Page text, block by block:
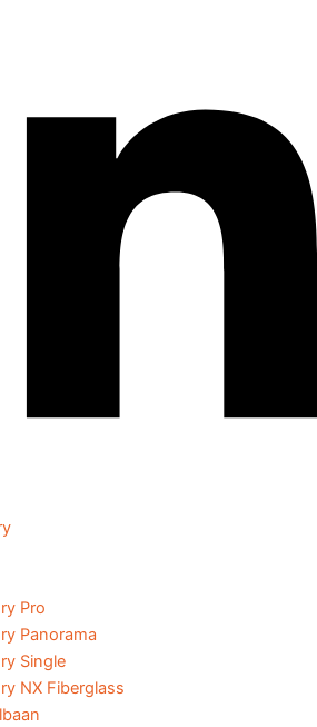
Pro
Panorama
Single
NX Fiberglass